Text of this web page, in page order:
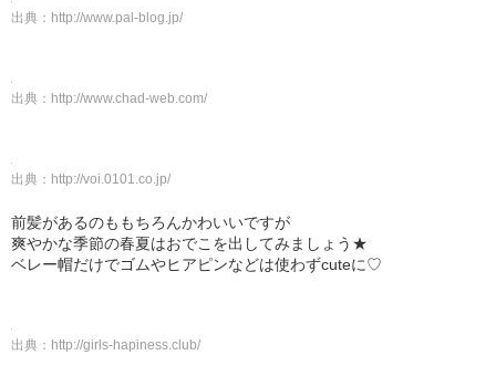
出典： http://www.pal-blog.jp/
出典： http://www.chad-web.com/
出典： http://voi.0101.co.jp/
前髪があるのももちろんかわいいですが
爽やかな季節の春夏はおでこを出してみましょう★
ベレー帽だけでゴムやヒアピンなどは使わずcuteに♡
出典： http://girls-hapiness.club/